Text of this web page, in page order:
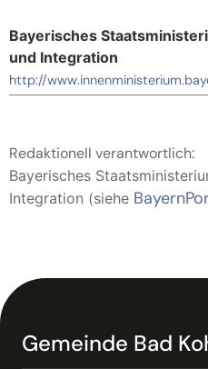
Bayerisches
und Integration
http://
Redaktionell verantwortlich:
Bayerisches
Integration (siehe
Gemeinde Bad